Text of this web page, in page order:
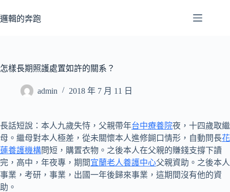
至
容
邏輯的奔跑
怎樣長期照護處置如許的關系？
admin 2018 年 7 月 11 日
長話短說：本人九歲失恃，父親帶年台中療養院夜，十四歲取繼
母。繼母對本人極差，從未關懷本人進修餬口情形，自動問長花
蓮養護機構問短，購置衣物。之後本人在父親的賺錢支撐下讀
完，高中，年夜專，期間宜蘭老人養護中心父親資助。之後本人
事業，考研，事業，出國一年後歸來事業，這期間沒有他的資
助。